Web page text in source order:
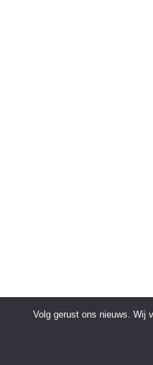
Volg gerust ons nieuws. Wij